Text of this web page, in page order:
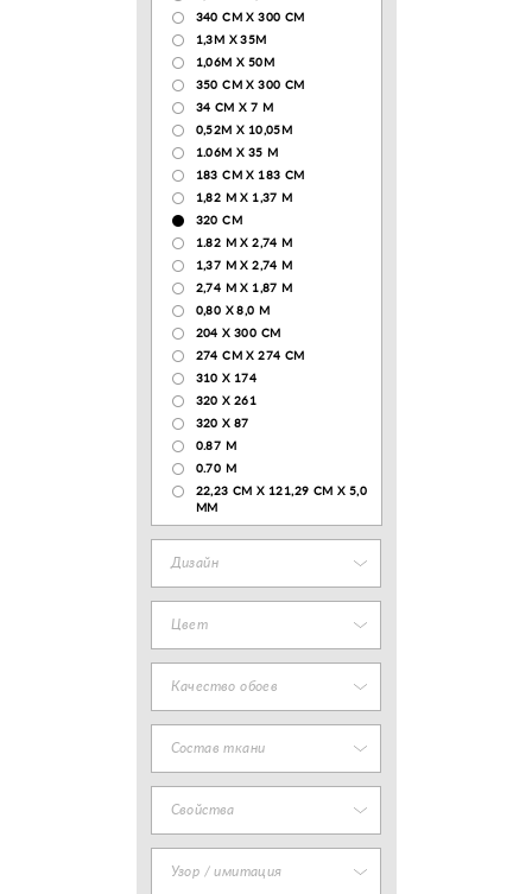
340 CM X 300 CM
1,3M X 35M
1,06M X 50M
350 CM X 300 CM
34 CM X 7 M
0,52М Х 10,05М
1.06M X 35 M
183 СМ Х 183 СМ
1,82 М Х 1,37 М
320 CM
1.82 М Х 2,74 М
1,37 М Х 2,74 М
2,74 М Х 1,87 М
0,80 Х 8,0 М
204 Х 300 СМ
274 СМ Х 274 СМ
310 X 174
320 X 261
320 X 87
0.87 M
0.70 M
22,23 CM X 121,29 CM X 5,0
MM
Дизайн
Цвет
Качество обоев
Состав ткани
Свойства
Узор / имитация